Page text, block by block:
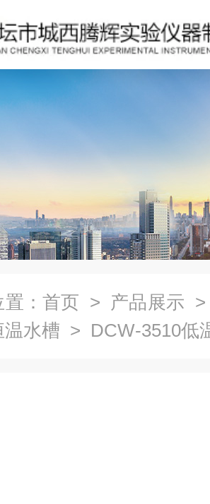
： 首页 > 产品展示
水槽 > DCW-3510低